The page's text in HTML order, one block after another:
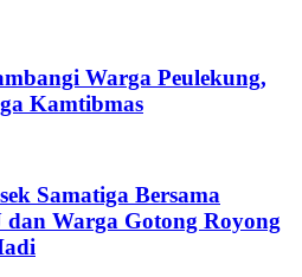
Warga Peulekung,
Kamtibmas
Samatiga Bersama
Warga Gotong Royong